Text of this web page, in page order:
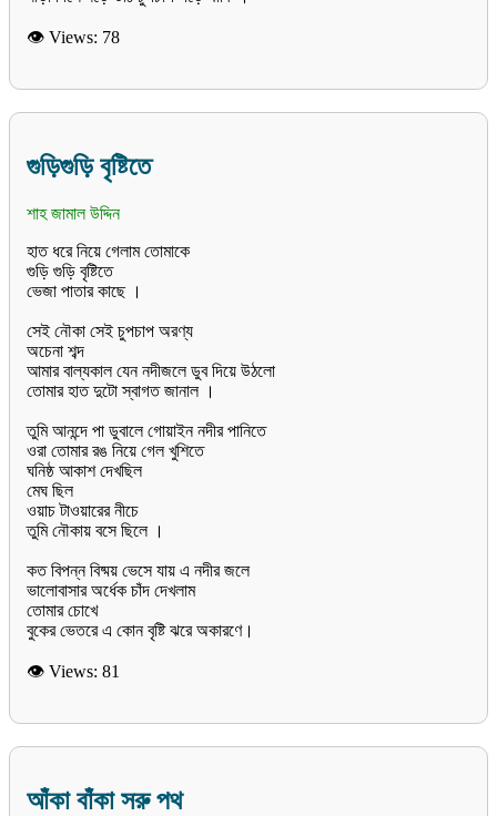
👁 Views: 78
গুড়িগুড়ি বৃষ্টিতে
শাহ জামাল উদ্দিন
হাত ধরে নিয়ে গেলাম তোমাকে
গুড়ি গুড়ি বৃষ্টিতে
ভেজা পাতার কাছে ।
সেই নৌকা সেই চুপচাপ অরণ্য
অচেনা শব্দ
আমার বাল্যকাল যেন নদীজলে ডুব দিয়ে উঠলো
তোমার হাত দুটো স্বাগত জানাল ।
তুমি আনন্দে পা ডুবালে গোয়াইন নদীর পানিতে
ওরা তোমার রঙ নিয়ে গেল খুশিতে
ঘনিষ্ঠ আকাশ দেখছিল
মেঘ ছিল
ওয়াচ টাওয়ারের নীচে
তুমি নৌকায় বসে ছিলে ।
কত বিপন্ন বিষ্ময় ভেসে যায় এ নদীর জলে
ভালোবাসার অর্ধেক চাঁদ দেখলাম
তোমার চোখে
বুকের ভেতরে এ কোন বৃষ্টি ঝরে অকারণে।
👁 Views: 81
আঁকা বাঁকা সরু পথ